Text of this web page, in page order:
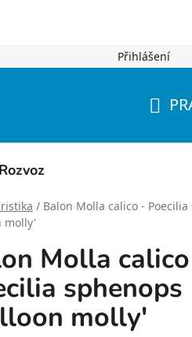
Přihlášení
Rozvoz
/ Balon Molla calico -
molly'
Molla
sphenops
molly'